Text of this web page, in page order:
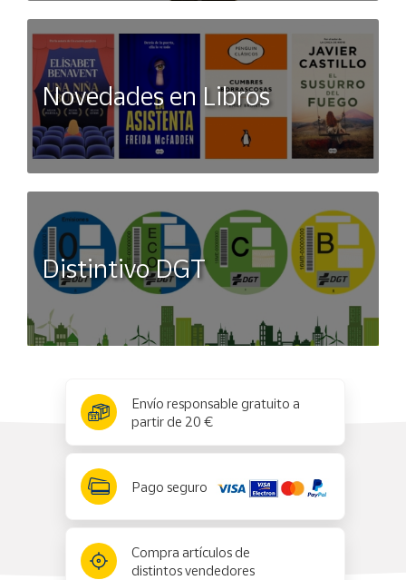
Novedades en Libros
Distintivo DGT
Envío responsable gratuito a
partir de 20 €
Pago seguro
Compra artículos de
distintos vendedores